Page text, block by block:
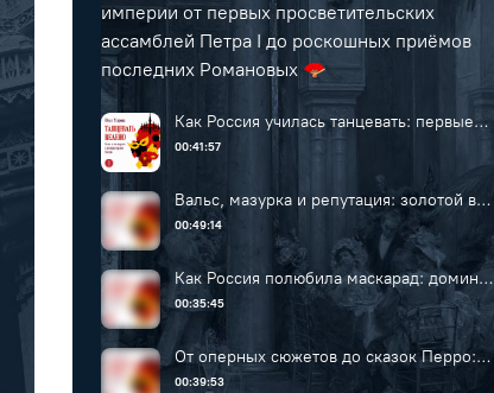
империи от первых просветительских
ассамблей Петра I до роскошных приёмов
последних Романовых 🪭
Как Россия училась танцевать: первые
балы от Петра I до Екатерины II
00:41:57
Вальс, мазурка и репутация: золотой век
русского бала
00:49:14
Как Россия полюбила маскарад: домино,
баута и переодевания
00:35:45
От оперных сюжетов до сказок Перро:
маскарады XIX века
00:39:53